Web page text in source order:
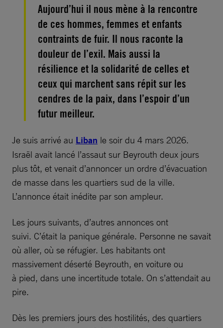
Aujourd’hui il nous mène à la rencontre
de ces hommes, femmes et enfants
contraints de fuir. Il nous raconte la
douleur de l’exil. Mais aussi la
résilience et la solidarité de celles et
ceux qui marchent sans répit sur les
cendres de la paix, dans l’espoir d’un
futur meilleur.
Je suis arrivé au Liban le soir du 4 mars 2026.
Israël avait lancé l’assaut sur Beyrouth deux jours
plus tôt, et venait d’annoncer un ordre d’évacuation
de masse dans les quartiers sud de la ville.
L’annonce était inédite par son ampleur.
Les jours suivants, d’autres annonces ont
suivi. C’était la panique générale. Personne ne savait
où aller, où se réfugier. Les habitants ont
massivement déserté Beyrouth, en voiture ou
à pied, dans une incertitude totale. On s’attendait au
pire.
Dès les premiers jours des hostilités, des quartiers